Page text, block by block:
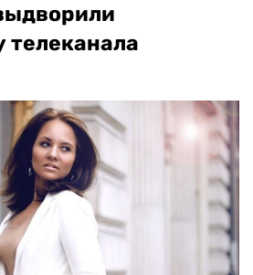
телеканала